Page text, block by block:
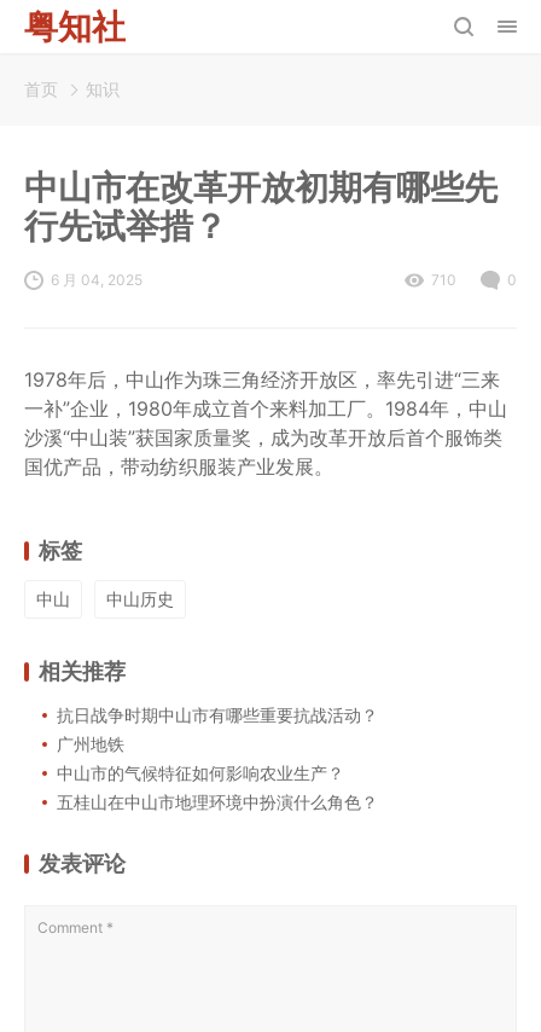
粤知社
首页 知识
中山市在改革开放初期有哪些先
行先试举措？
6 月 04, 2025 710 0
1978年后，中山作为珠三角经济开放区，率先引进“三来
一补”企业，1980年成立首个来料加工厂。1984年，中山
沙溪“中山装”获国家质量奖，成为改革开放后首个服饰类
国优产品，带动纺织服装产业发展。
标签
中山 中山历史
相关推荐
抗日战争时期中山市有哪些重要抗战活动？
广州地铁
中山市的气候特征如何影响农业生产？
五桂山在中山市地理环境中扮演什么角色？
发表评论